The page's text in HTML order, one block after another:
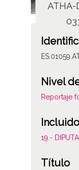
ATHA-
Nivel
Reportaje
19.-
Título